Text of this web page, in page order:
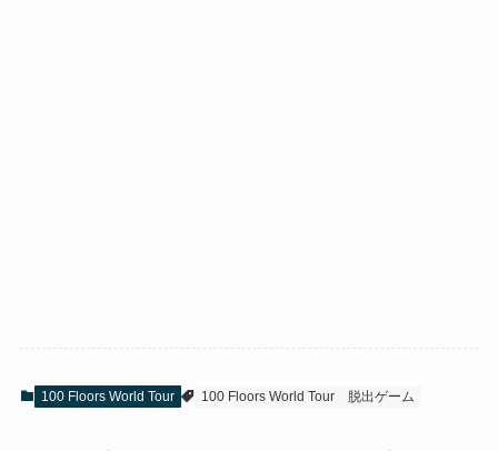
100 Floors World Tour 100 Floors World Tour 脱出ゲーム